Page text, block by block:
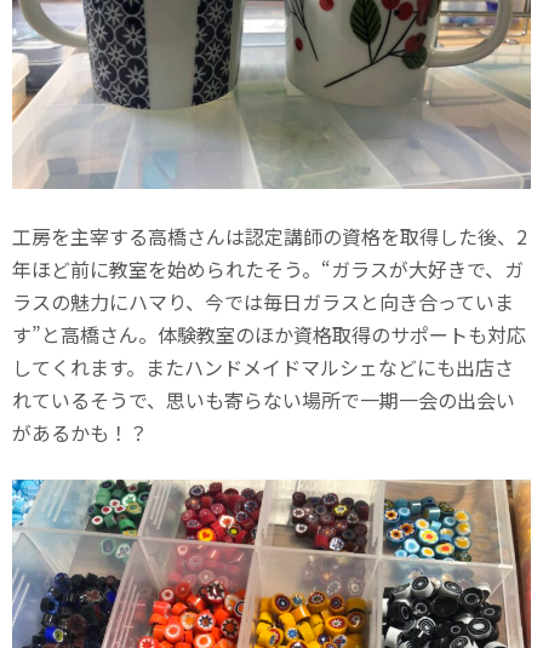
工房を主宰する高橋さんは認定講師の資格を取得した後、2
年ほど前に教室を始められたそう。“ガラスが大好きで、ガ
ラスの魅力にハマり、今では毎日ガラスと向き合っていま
す”と高橋さん。体験教室のほか資格取得のサポートも対応
してくれます。またハンドメイドマルシェなどにも出店さ
れているそうで、思いも寄らない場所で一期一会の出会い
があるかも！？